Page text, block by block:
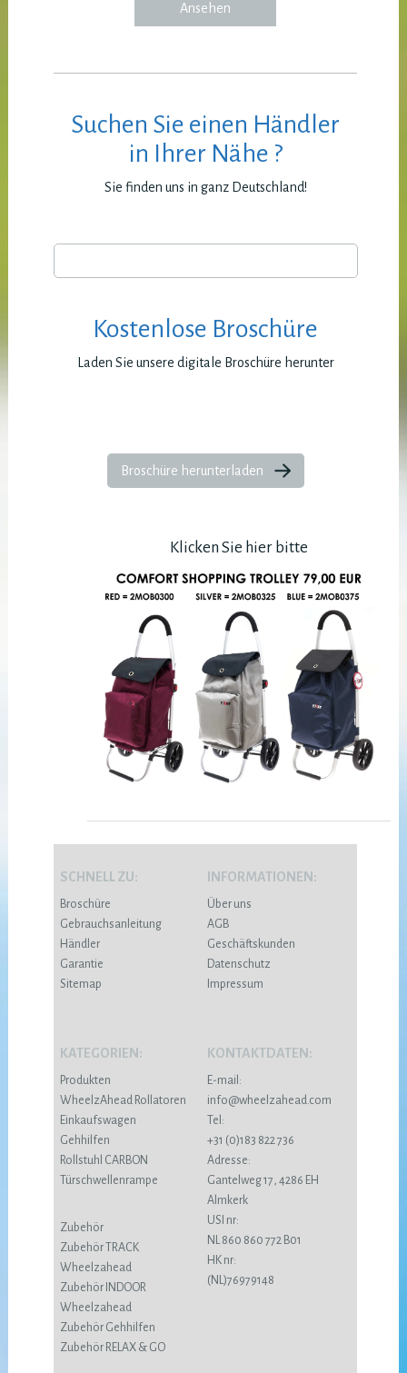
Ansehen
Suchen Sie einen Händler
in Ihrer Nähe ?
Sie finden uns in ganz Deutschland!
Kostenlose Broschüre
Laden Sie unsere digitale Broschüre herunter
Broschüre herunterladen
Klicken Sie hier bitte
SCHNELL ZU:
Broschüre
Gebrauchsanleitung
Händler
Garantie
Sitemap
INFORMATIONEN:
Über uns
AGB
Geschäftskunden
Datenschutz
Impressum
KATEGORIEN:
Produkten
WheelzAhead Rollatoren
Einkaufswagen
Gehhilfen
Rollstuhl CARBON
Türschwellenrampe
Zubehör
Zubehör TRACK
Wheelzahead
Zubehör INDOOR
Wheelzahead
Zubehör Gehhilfen
Zubehör RELAX & GO
KONTAKTDATEN:
E-mail:
info@wheelzahead.com
Tel:
+31 (0)183 822 736
Adresse:
Gantelweg 17, 4286 EH
Almkerk
USI nr:
NL 860 860 772 B01
HK nr:
(NL)76979148